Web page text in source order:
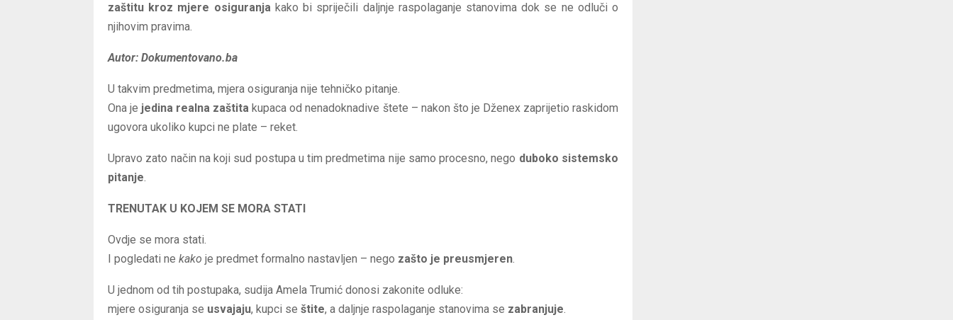
zaštitu kroz mjere osiguranjakako bi spriječili daljnje raspolaganje stanovima dok se ne odluči o
njihovim pravima.
Autor: Dokumentovano.ba
U takvim predmetima, mjera osiguranja nije tehničko pitanje.
Ona je jedina realna zaštita kupaca od nenadoknadive štete – nakon što je Dženex zaprijetio raskidom
ugovora ukoliko kupci ne plate – reket.
Upravo zato način na koji sud postupa u tim predmetima nije samo procesno, nego duboko sistemsko
pitanje.
TRENUTAK U KOJEM SE MORA STATI
Ovdje se mora stati.
I pogledati ne kako je predmet formalno nastavljen – nego zašto je preusmjeren.
U jednom od tih postupaka, sudija Amela Trumić donosi zakonite odluke:
mjere osiguranja se usvajaju, kupci se štite, a daljnje raspolaganje stanovima se zabranjuje.